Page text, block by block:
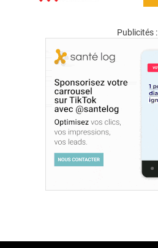
Publicités :